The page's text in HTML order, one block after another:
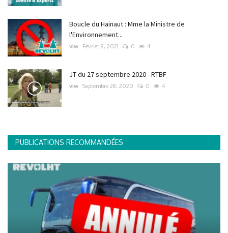
Boucle du Hainaut : Mme la Ministre de
l'Environnement...
viw Février 8, 2021 0 4
JT du 27 septembre 2020 - RTBF
viw Septembre 28, 2020 0 4
PUBLICATIONS RECOMMANDÉES